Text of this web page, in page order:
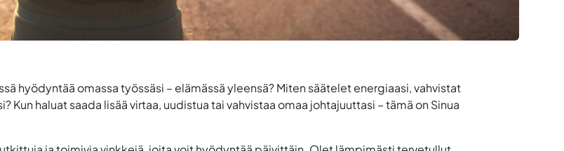
hyödyntää omassa työssäsi – elämässä yleensä? Miten säätelet energiaasi, vahvistat
haluat saada lisää virtaa, uudistua tai vahvistaa omaa johtajuuttasi – tämä on Sinua